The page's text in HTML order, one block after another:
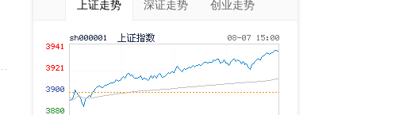
上证走势 深证走势 创业走势